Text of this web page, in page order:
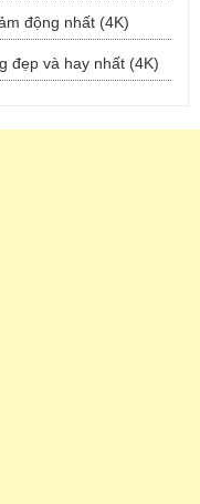
động nhất (4K)
đẹp và hay nhất (4K)